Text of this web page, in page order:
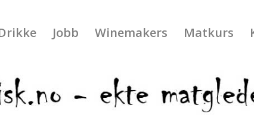
Jobb Winemakers Matkurs